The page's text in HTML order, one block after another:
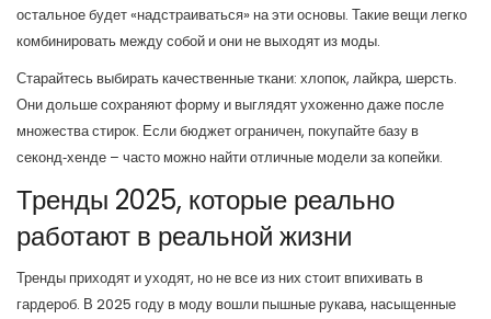
остальное будет «надстраиваться» на эти основы. Такие вещи легко
комбинировать между собой и они не выходят из моды.
Старайтесь выбирать качественные ткани: хлопок, лайкра, шерсть.
Они дольше сохраняют форму и выглядят ухоженно даже после
множества стирок. Если бюджет ограничен, покупайте базу в
секонд‑хенде – часто можно найти отличные модели за копейки.
Тренды 2025, которые реально
работают в реальной жизни
Тренды приходят и уходят, но не все из них стоит впихивать в
гардероб. В 2025 году в моду вошли пышные рукава, насыщенные